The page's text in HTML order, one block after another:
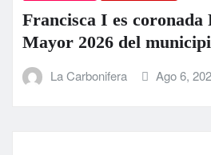
Francisca I es coronada
Mayor 2026 del
La Carbonifera Ago 6,